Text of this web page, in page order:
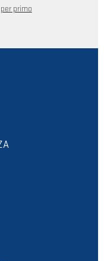
primo